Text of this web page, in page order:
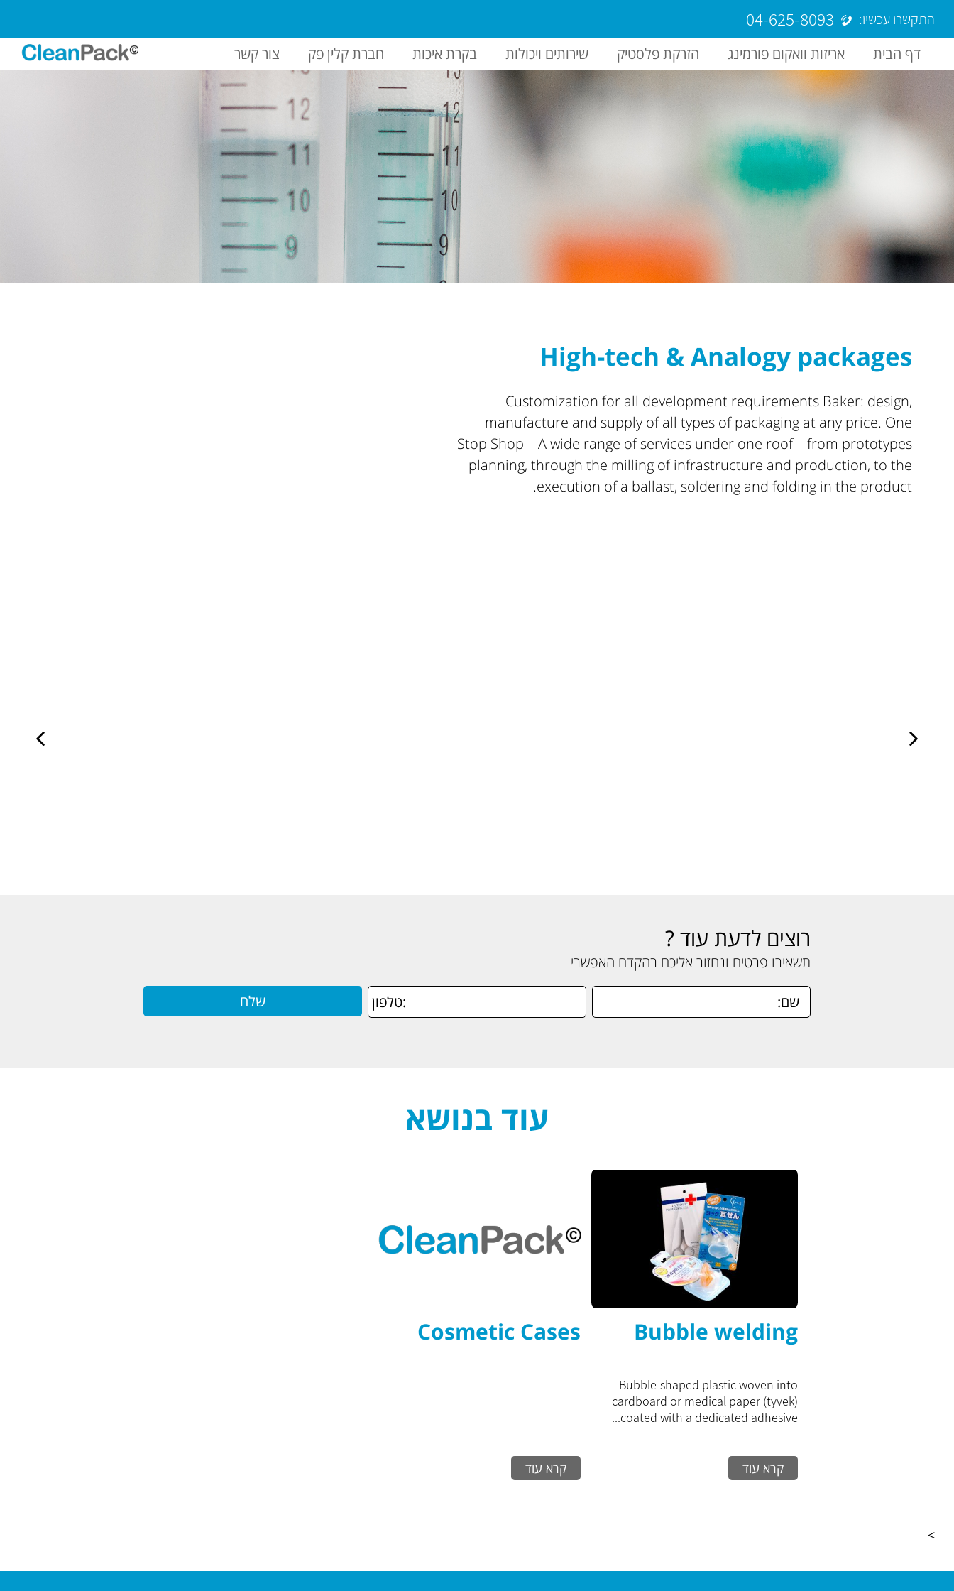
התקשרו עכשיו: 04-625-8093
דף הבית אריזות וואקום פורמינג הזרקת פלסטיק שירותים ויכולות בקרת איכות חברת קלין פק צור קשר
High-tech & Analogy packages
Customization for all development requirements Baker: design,
manufacture and supply of all types of packaging at any price. One
Stop Shop – A wide range of services under one roof – from prototypes
planning, through the milling of infrastructure and production, to the
execution of a ballast, soldering and folding in the product.
רוצים לדעת עוד ?
תשאירו פרטים ונחזור אליכם בהקדם האפשרי
עוד בנושא
Bubble welding
Bubble-shaped plastic woven into
cardboard or medical paper (tyvek)
coated with a dedicated adhesive...
קרא עוד
Cosmetic Cases
קרא עוד
>